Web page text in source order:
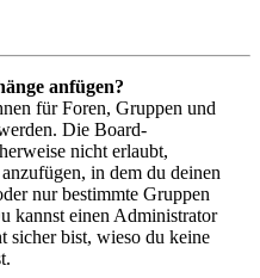
anfügen?
für Foren, Gruppen und
Die Board-
nicht erlaubt,
in dem du deinen
nur bestimmte Gruppen
kannst einen Administrator
sicher bist, wieso du keine